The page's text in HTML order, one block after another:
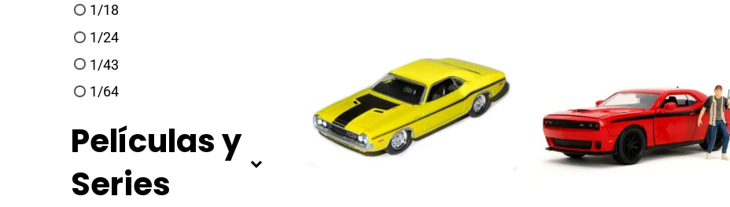
1/18
1/24
1/43
1/64
Películas y
Series